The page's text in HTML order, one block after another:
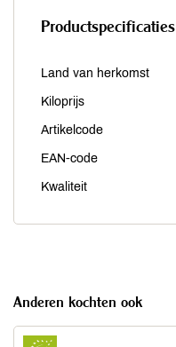
Productspecificaties
Land van herkomst
Kiloprijs
Artikelcode
EAN-code
Kwaliteit
Anderen kochten ook